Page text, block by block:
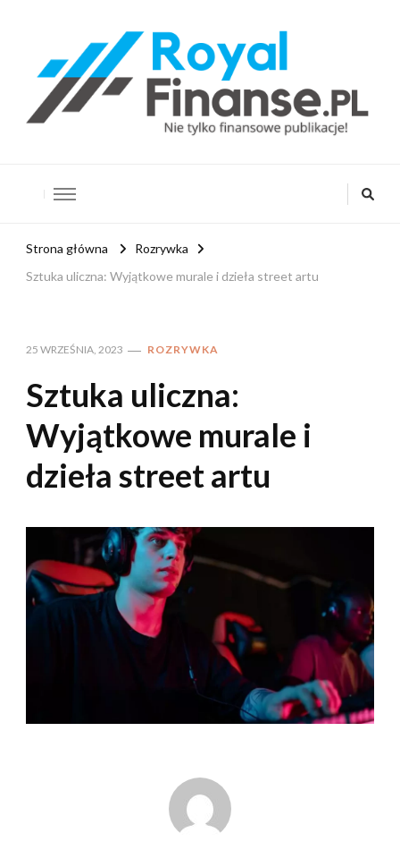
Strona główna
Rozrywka
Sztuka uliczna: Wyjątkowe murale i dzieła street artu
25 WRZEŚNIA, 2023 ROZRYWKA
Sztuka uliczna:
Wyjątkowe murale i
dzieła street artu